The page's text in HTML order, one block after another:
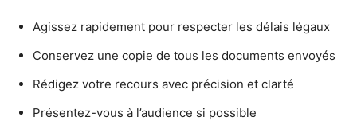
Agissez rapidement pour respecter les délais légaux
Conservez une copie de tous les documents envoyés
Rédigez votre recours avec précision et clarté
Présentez-vous à l’audience si possible